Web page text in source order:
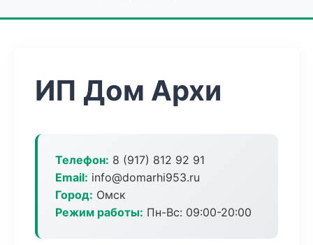
ИП Дом Архи
Телефон: 8 (917) 812 92 91
Email: info@domarhi953.ru
Город: Омск
Режим работы: Пн-Вс: 09:00-20:00